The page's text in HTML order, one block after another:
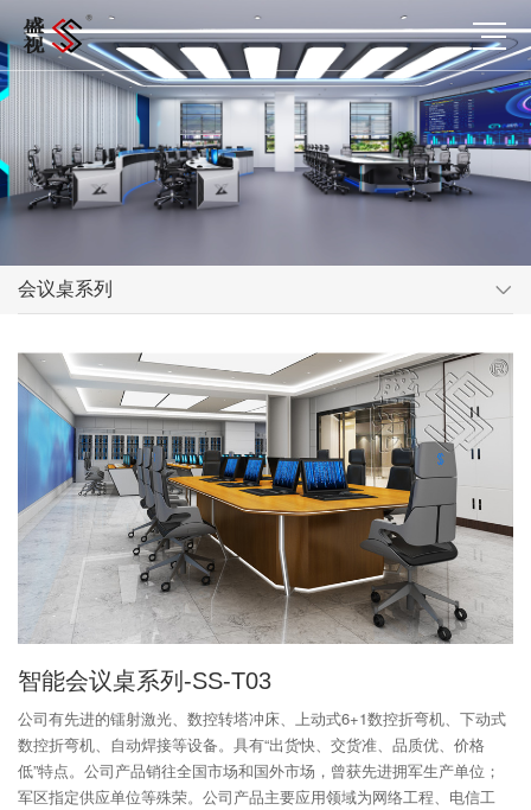
会议桌系列
智能会议桌系列-SS-T03
公司有先进的镭射激光、数控转塔冲床、上动式6+1数控折弯机、下动式
数控折弯机、自动焊接等设备。具有“出货快、交货准、品质优、价格
低”特点。公司产品销往全国市场和国外市场，曾获先进拥军生产单位；
军区指定供应单位等殊荣。公司产品主要应用领域为网络工程、电信工